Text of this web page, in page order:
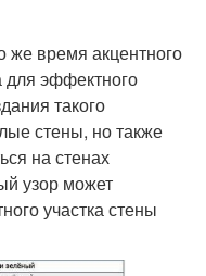
же время акцентного
для эффектного
такого
стены, но также
на стенах
узор может
участка стены